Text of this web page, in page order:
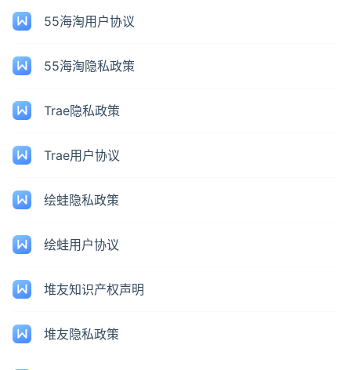
55海淘用户协议
55海淘隐私政策
Trae隐私政策
Trae用户协议
绘蛙隐私政策
绘蛙用户协议
堆友知识产权声明
堆友隐私政策